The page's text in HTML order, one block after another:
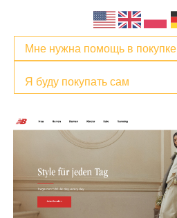
Я буду покупать сам
Мне нужна помощь в покупке